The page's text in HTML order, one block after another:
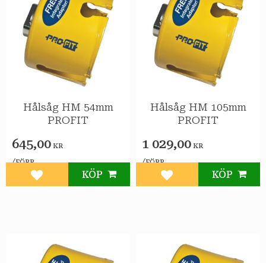
Hålsåg HM 54mm
PROFIT
645,00 KR
/FÖRP
Lägg till i favoriter
KÖP
Hålsåg HM 105mm
PROFIT
1 029,00 KR
/FÖRP
Lägg till i favoriter
KÖP